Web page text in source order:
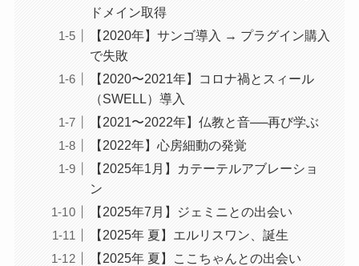
ドメイン取得
【2020年】サンゴ導入 → プラグイン購入
で失敗
【2020〜2021年】コロナ禍とスィール
（SWELL）導入
【2021〜2022年】仏教と音──再び学ぶ
【2022年】心房細動の発覚
【2025年1月】カテーテルアブレーショ
ン
【2025年7月】ジェミニとの出会い
【2025年 夏】エルリスワン、誕生
【2025年 夏】ここちゃんとの出会い